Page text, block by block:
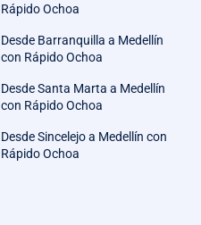
Rápido Ochoa
Desde Barranquilla a Medellín
con Rápido Ochoa
Desde Santa Marta a Medellín
con Rápido Ochoa
Desde Sincelejo a Medellín con
Rápido Ochoa